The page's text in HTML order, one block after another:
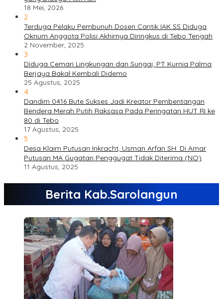
18 Mei, 2026
2
Terduga Pelaku Pembunuh Dosen Cantik IAK SS Diduga
Oknum Anggota Polisi Akhirnya Diringkus di Tebo Tengah
2 November, 2025
3
Diduga Cemari Lingkungan dan Sungai, PT Kurnia Palma
Berjaya Bakal Kembali Didemo
25 Agustus, 2025
4
Dandim 0416 Bute Sukses Jadi Kreator Pembentangan
Bendera Merah Putih Raksasa Pada Peringatan HUT RI ke
80 di Tebo
17 Agustus, 2025
5
Desa Klaim Putusan Inkracht, Usman Arfan SH: Di Amar
Putusan MA Gugatan Penggugat Tidak Diterima (NO)
11 Agustus, 2025
Berita Kab.Sarolangun